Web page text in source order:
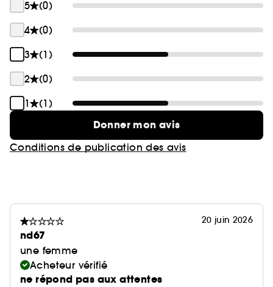
5
(0)
4
(0)
3
(1)
2
(0)
1
(1)
Donner mon avis
Conditions de publication des avis
20 juin 2026
nd67
une femme
Acheteur vérifié
ne répond pas aux attentes